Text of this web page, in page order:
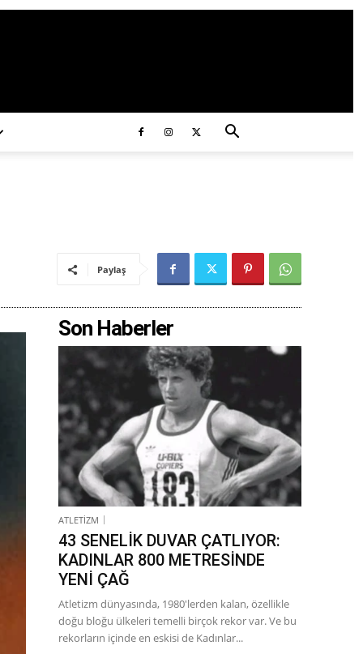
Paylaş
Son Haberler
ATLETİZM
43 SENELİK DUVAR ÇATLIYOR:
KADINLAR 800 METRESİNDE
YENİ ÇAĞ
Atletizm dünyasında, 1980'lerden kalan, özellikle
doğu bloğu ülkeleri temelli birçok rekor var. Ve bu
rekorların içinde en eskisi de Kadınlar...